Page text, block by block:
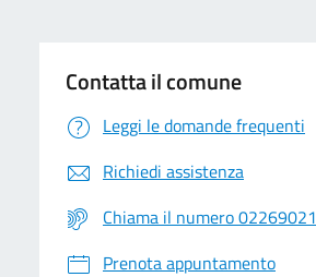
Contatta il comune
Leggi le domande frequenti
Richiedi assistenza
Chiama il numero 02269021
Prenota appuntamento